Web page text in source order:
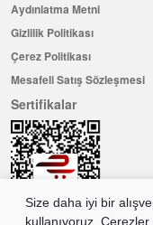
Size daha iyi bir
kullanıyoruz.
Aydınlatma Metni
Gizlilik Politikası
Çerez Politikası
Mesafeli Satış Sözleşmesi
Sertifikalar